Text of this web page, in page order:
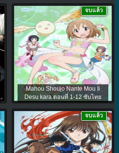
Mahou Shoujo Nante Mou Ii
Desu kara ตอนที่ 1-12 ซับไทย
จบแล้ว
จบแล้ว